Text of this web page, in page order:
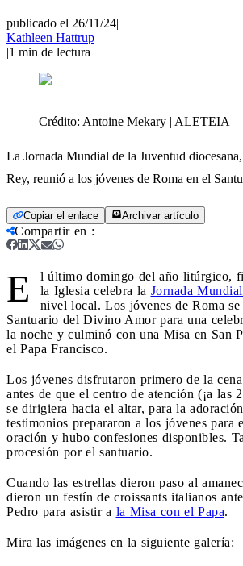
publicado el 26/11/24|
Kathleen Hattrup
|1 min de lectura
Crédito: Antoine Mekary | ALETEIA
La Jornada Mundial de la Juventud
Rey, reunió a los jóvenes de Roma en el
Copiar el enlace Archivar artículo
Compartir en :
E l último domingo del año litúrgico,
la Iglesia celebra la Jornada
nivel local. Los jóvenes de Roma se
Santuario del Divino Amor para una
la noche y culminó con una Misa en San
el Papa Francisco.
Los jóvenes disfrutaron primero de la
antes de que el centro de atención (¡a las
se dirigiera hacia el altar, para la
testimonios prepararon a los jóvenes para
oración y hubo confesiones disponibles.
procesión por el santuario.
Cuando las estrellas dieron paso al
dieron un festín de croissants italianos
Pedro para asistir a la Misa con el Papa.
Mira las imágenes en la siguiente galería: